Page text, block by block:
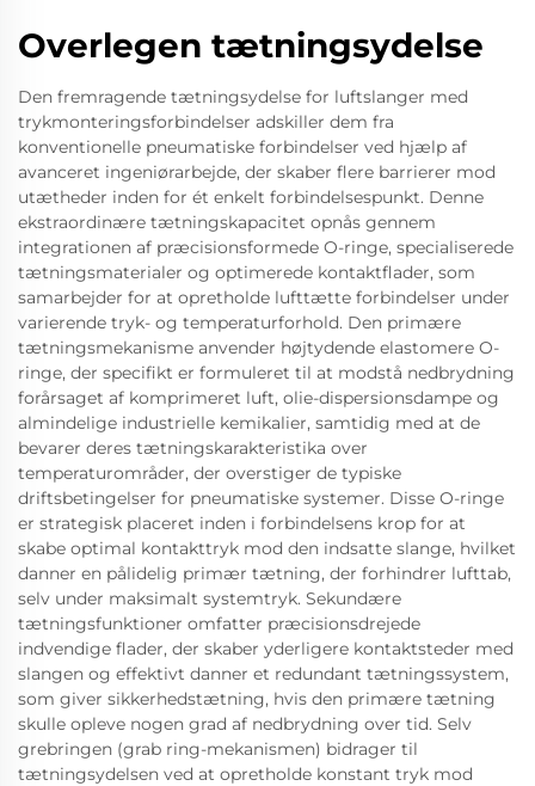
Overlegen tætningsydelse
Den fremragende tætningsydelse for luftslanger med
trykmonteringsforbindelser adskiller dem fra
konventionelle pneumatiske forbindelser ved hjælp af
avanceret ingeniørarbejde, der skaber flere barrierer mod
utætheder inden for ét enkelt forbindelsespunkt. Denne
ekstraordinære tætningskapacitet opnås gennem
integrationen af præcisionsformede O-ringe, specialiserede
tætningsmaterialer og optimerede kontaktflader, som
samarbejder for at opretholde lufttætte forbindelser under
varierende tryk- og temperaturforhold. Den primære
tætningsmekanisme anvender højtydende elastomere O-
ringe, der specifikt er formuleret til at modstå nedbrydning
forårsaget af komprimeret luft, olie-dispersionsdampe og
almindelige industrielle kemikalier, samtidig med at de
bevarer deres tætningskarakteristika over
temperaturområder, der overstiger de typiske
driftsbetingelser for pneumatiske systemer. Disse O-ringe
er strategisk placeret inden i forbindelsens krop for at
skabe optimal kontakttryk mod den indsatte slange, hvilket
danner en pålidelig primær tætning, der forhindrer lufttab,
selv under maksimalt systemtryk. Sekundære
tætningsfunktioner omfatter præcisionsdrejede
indvendige flader, der skaber yderligere kontaktsteder med
slangen og effektivt danner et redundant tætningssystem,
som giver sikkerhedstætning, hvis den primære tætning
skulle opleve nogen grad af nedbrydning over tid. Selv
grebringen (grab ring-mekanismen) bidrager til
tætningsydelsen ved at opretholde konstant tryk mod